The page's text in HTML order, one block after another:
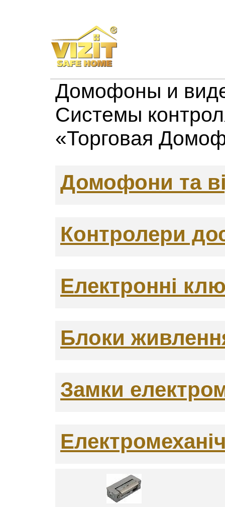
Домофоны и
Системы
«Торговая
Домофони та
Контролери
Електронні
Блоки
Замки